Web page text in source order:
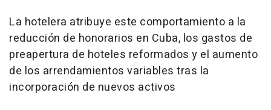
La hotelera atribuye este comportamiento a la
reducción de honorarios en Cuba, los gastos de
preapertura de hoteles reformados y el aumento
de los arrendamientos variables tras la
incorporación de nuevos activos